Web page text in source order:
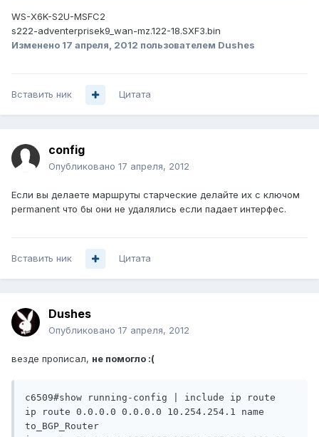
WS-X6K-S2U-MSFC2
s222-adventerprisek9_wan-mz.122-18.SXF3.bin
Изменено 17 апреля, 2012 пользователем Dushes
Вставить ник Цитата
config
Опубликовано 17 апреля, 2012
Если вы делаете маршруты старческие делайте их с ключом
permanent что бы они не удалялись если падает интерфес.
Вставить ник Цитата
Dushes
Опубликовано 17 апреля, 2012
везде прописал, не помогло :(
c6509#show running-config | include ip route
ip route 0.0.0.0 0.0.0.0 10.254.254.1 name
to_BGP_Router